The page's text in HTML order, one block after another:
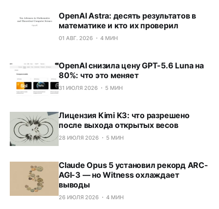
OpenAI Astra: десять результатов в
математике и кто их проверил
01 АВГ. 2026 4 МИН
OpenAI снизила цену GPT-5.6 Luna на
80%: что это меняет
31 ИЮЛЯ 2026 5 МИН
Лицензия Kimi K3: что разрешено
после выхода открытых весов
28 ИЮЛЯ 2026 5 МИН
Claude Opus 5 установил рекорд ARC-
AGI-3 — но Witness охлаждает
выводы
26 ИЮЛЯ 2026 4 МИН